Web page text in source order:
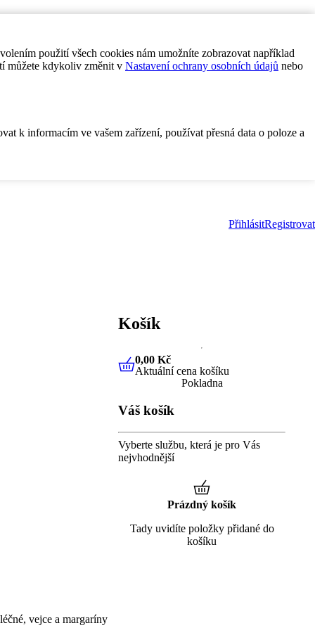
použití všech cookies nám umožníte zobrazovat například
můžete kdykoliv změnit v Nastavení ochrany osobních údajů nebo
k informacím ve vašem zařízení, používat přesná data o poloze a
PřihlásitRegistrovat
vejce a margaríny
Košík
0,00 KčAktuální cena košíku
0,00 Kč
Aktuální cena košíku
Pokladna
Váš košík
Vyberte službu, která je pro Vás
nejvhodnější
Prázdný košík
Tady uvidíte položky přidané do
košíku